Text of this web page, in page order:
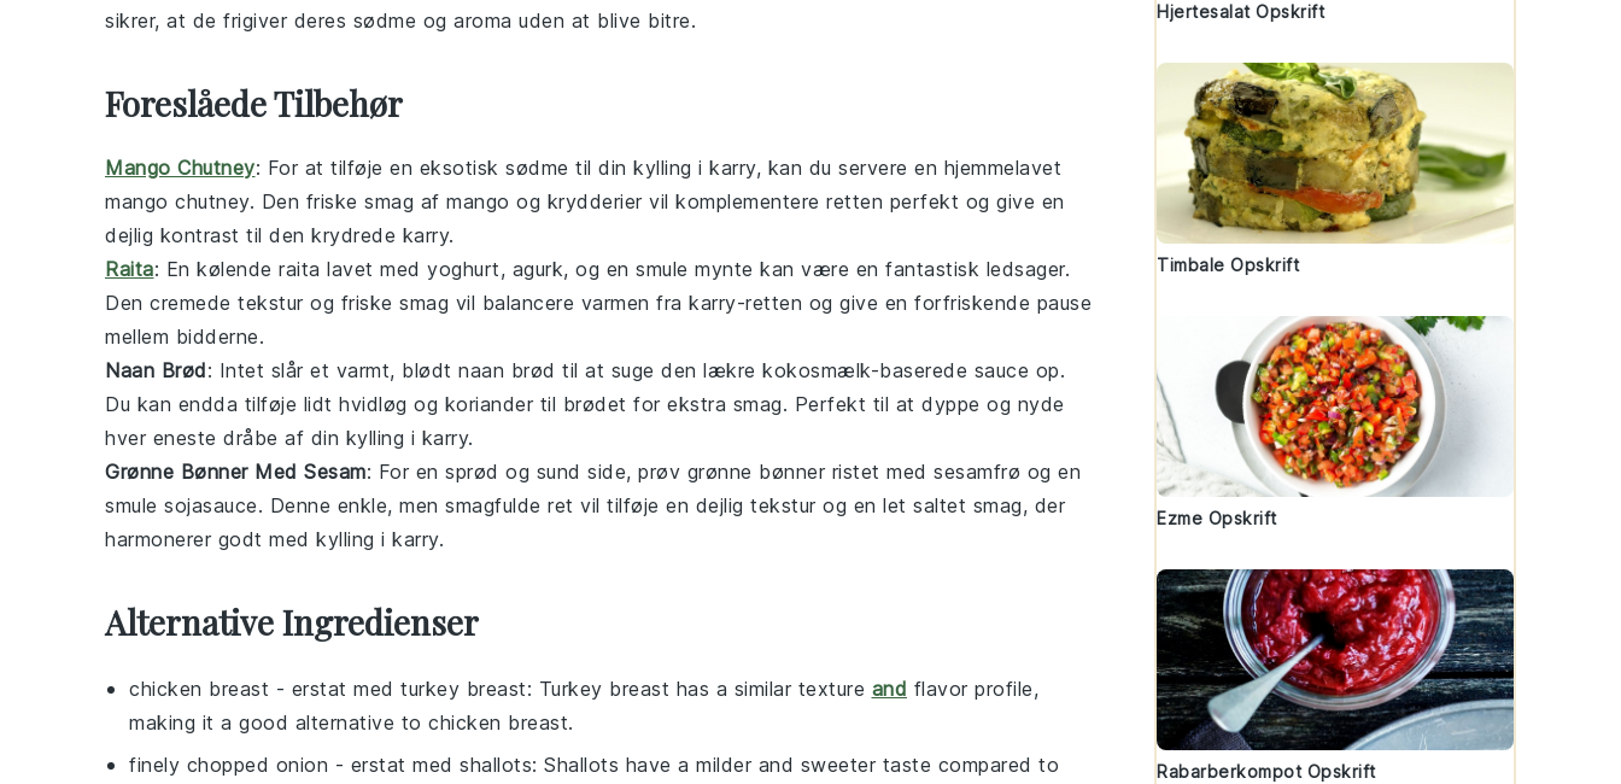
sikrer, at de frigiver deres sødme og aroma uden at blive bitre.
Foreslåede Tilbehør
Mango Chutney: For at tilføje en eksotisk sødme til din kylling i karry, kan du servere en hjemmelavet
mango chutney. Den friske smag af mango og krydderier vil komplementere retten perfekt og give en
dejlig kontrast til den krydrede karry.
Raita: En kølende raita lavet med yoghurt, agurk, og en smule mynte kan være en fantastisk ledsager.
Den cremede tekstur og friske smag vil balancere varmen fra karry-retten og give en forfriskende pause
mellem bidderne.
Naan Brød: Intet slår et varmt, blødt naan brød til at suge den lækre kokosmælk-baserede sauce op.
Du kan endda tilføje lidt hvidløg og koriander til brødet for ekstra smag. Perfekt til at dyppe og nyde
hver eneste dråbe af din kylling i karry.
Grønne Bønner Med Sesam: For en sprød og sund side, prøv grønne bønner ristet med sesamfrø og en
smule sojasauce. Denne enkle, men smagfulde ret vil tilføje en dejlig tekstur og en let saltet smag, der
harmonerer godt med kylling i karry.
Alternative Ingredienser
chicken breast - erstat med turkey breast: Turkey breast has a similar texture and flavor profile,
making it a good alternative to chicken breast.
finely chopped onion - erstat med shallots: Shallots have a milder and sweeter taste compared to
Hjertesalat Opskrift
Timbale Opskrift
Ezme Opskrift
Rabarberkompot Opskrift